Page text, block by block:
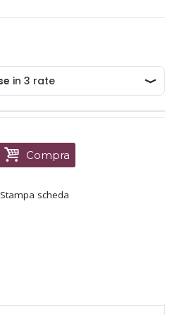
Compra
Stampa scheda